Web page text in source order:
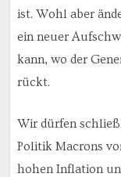
ist. Wohl aber
ein neuer
kann, wo der
rückt.
Wir dürfen
Politik Macrons
hohen Inflation